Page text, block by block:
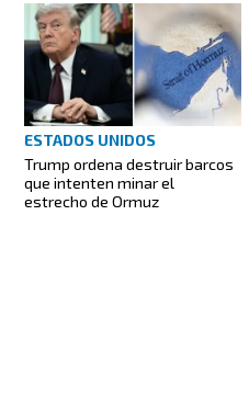
ESTADOS UNIDOS
Trump ordena destruir barcos
que intenten minar el
estrecho de Ormuz